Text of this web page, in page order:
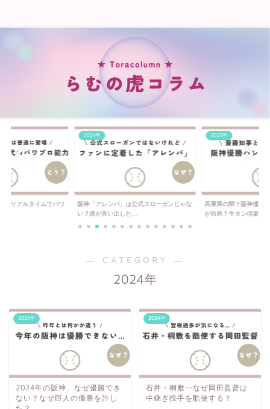
にリアルタイムでパワ
2024年
阪神「アレンパ」は公式スローガンじゃな
い？誰が言い出した...
2023年
兵庫県の闇？阪神優勝
が自死？牛タン倶楽...
― CATEGORY ―
2024年
2024年
2024年の阪神、なぜ優勝でき
ない？なぜ巨人の優勝を許し
2024年
石井・桐敷…なぜ岡田監督は
中継ぎ投手を酷使する？